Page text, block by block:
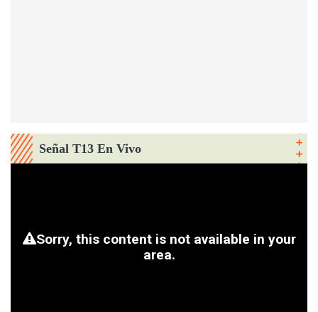
Señal T13 En Vivo